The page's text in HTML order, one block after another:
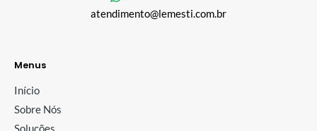
atendimento@lemesti.com.br
Menus
Início
Sobre Nós